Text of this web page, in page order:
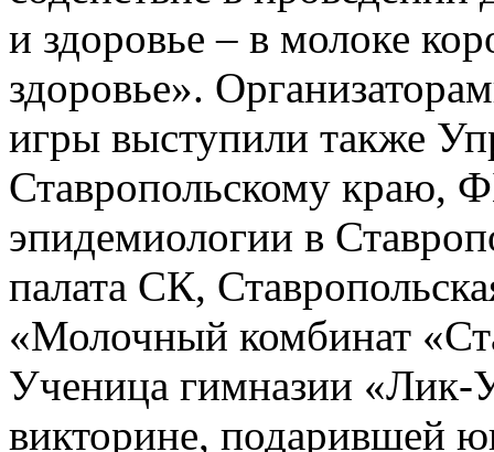
и здоровье – в молоке
здоровье».
игры выступили также
Ставропольскому краю,
эпидемиологии в
палата СК,
«Молочный комбинат
Ученица гимназии «Лик-
викторине, подарившей